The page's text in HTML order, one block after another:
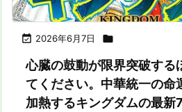
 2026年6月7日 
心臓の鼓動が限界突破する
てください。中華統一の命
加熱するキングダムの最新